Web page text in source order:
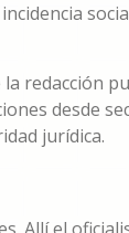
redacción
desde
jurídica.